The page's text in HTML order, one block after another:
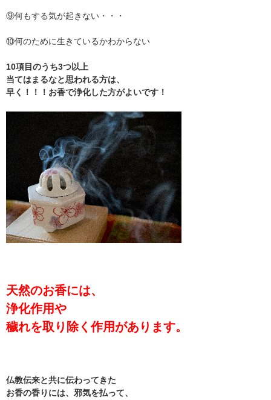
⑨何もする気が起きない・・・
⑩何のために生きているかわからない
10項目のうち3つ以上
当てはまるなと思われる方は、
早く！！！お香で浄化した方がよいです！
天然のお香には、
浄化作用や
穢れを取り除く作用があります。
仏教伝来と共に伝わってきた
お香の香りには、邪気を払って、